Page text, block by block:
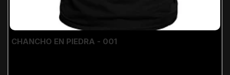
CHANCHO EN PIEDRA - 001